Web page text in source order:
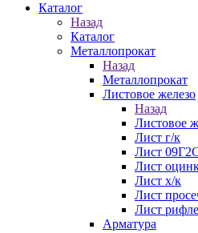
Каталог
Назад
Каталог
Металлопрокат
Назад
Металлопрокат
Листовое железо
Назад
Листовое
Лист г/к
Лист
Лист
Лист х/к
Лист
Лист
Арматура